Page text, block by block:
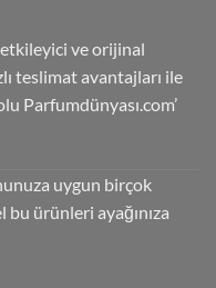
ve orijinal
teslimat avantajları ile
Parfumdünyası.com’
uygun birçok
bu ürünleri ayağınıza